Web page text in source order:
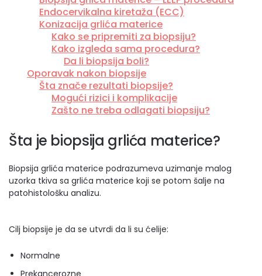
Endocervikalna kiretaža (ECC)
Konizacija grlića materice
Kako se pripremiti za biopsiju?
Kako izgleda sama procedura?
Da li biopsija boli?
Oporavak nakon biopsije
Šta znače rezultati biopsije?
Mogući rizici i komplikacije
Zašto ne treba odlagati biopsiju?
Šta je biopsija grlića materice?
Biopsija grlića materice podrazumeva uzimanje malog
uzorka tkiva sa grlića materice koji se potom šalje na
patohistološku analizu.
Cilj biopsije je da se utvrdi da li su ćelije:
Normalne